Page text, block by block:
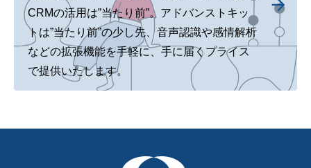
CRMの活用は”当たり前”。 アドバンストキッ
トは”当たり前”の少し先、音声認識や感情解析
などの拡張機能を手軽に、手に届くプライス
で提供いたします。